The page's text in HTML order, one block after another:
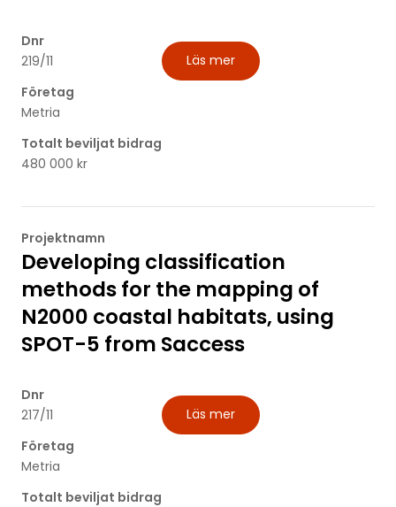
Dnr
219/11
Företag
Metria
Totalt beviljat bidrag
480 000 kr
Läs mer
Projektnamn
Developing classification
methods for the mapping of
N2000 coastal habitats, using
SPOT-5 from Saccess
Dnr
217/11
Företag
Metria
Totalt beviljat bidrag
Läs mer